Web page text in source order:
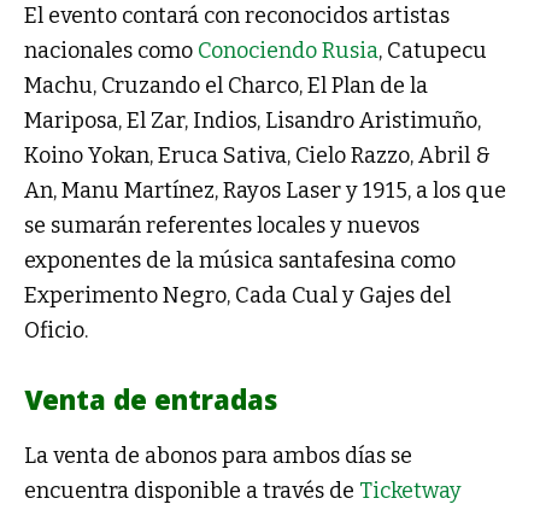
El evento contará con reconocidos artistas
nacionales como Conociendo Rusia, Catupecu
Machu, Cruzando el Charco, El Plan de la
Mariposa, El Zar, Indios, Lisandro Aristimuño,
Koino Yokan, Eruca Sativa, Cielo Razzo, Abril &
An, Manu Martínez, Rayos Laser y 1915, a los que
se sumarán referentes locales y nuevos
exponentes de la música santafesina como
Experimento Negro, Cada Cual y Gajes del
Oficio.
Venta de entradas
La venta de abonos para ambos días se
encuentra disponible a través de Ticketway